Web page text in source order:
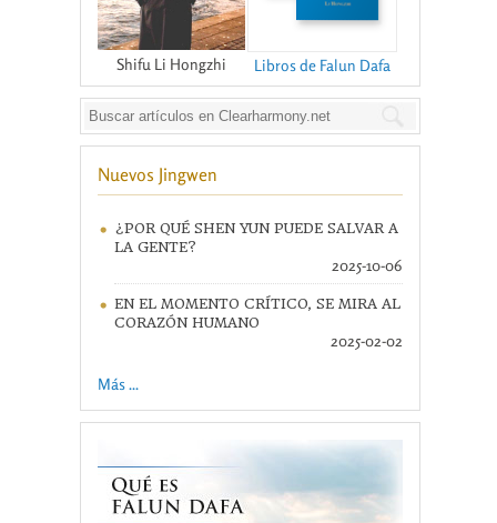
Shifu Li Hongzhi Libros de Falun Dafa
Nuevos Jingwen
¿POR QUÉ SHEN YUN PUEDE SALVAR A
LA GENTE?
2025-10-06
EN EL MOMENTO CRÍTICO, SE MIRA AL
CORAZÓN HUMANO
2025-02-02
Más ...